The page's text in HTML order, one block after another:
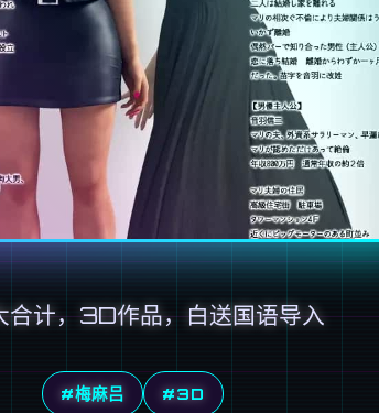
合计，3D作品，白送国语导入
#梅麻吕 #3D